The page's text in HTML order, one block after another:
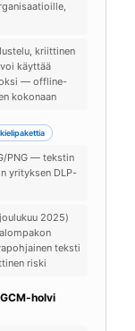
kriittinen
käyttää
— offline-
kokonaan
PNG — tekstin
yrityksen DLP-
2025)
teksti
riski
holvi